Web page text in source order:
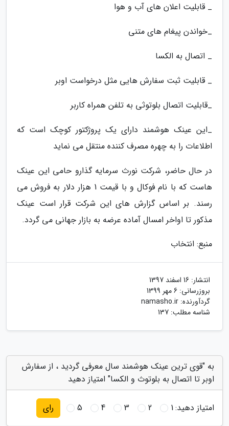
_ قابلیت اعلان های آب و هوا
_خواندن پیغام های متنی
_ اتصال به الکسا
_ قابلیت ثبت سفارش هایی مثل درخواست اوبر
_قابلیت اتصال بلوتوثی به تلفن همراه کاربر
_این عینک هوشمند دارای یک پروژکتور کوچک است که
اطلاعات را به چهره مصرف کننده منتقل می نماید
در حال حاضر، شرکت نورث سرمایه گذارو حامی این عینک
هاست که با نام فوکال و با قیمت 1 هزار دلار به فروش می
رسند. بر اساس گزارش های این شرکت قرار است عینک
مذکور تا اواخر امسال آماده عرضه به بازار جهانی می گردد.
منبع: انتخاب
انتشار: 16 اسفند 1397
بروزرسانی: 6 مهر 1399
گردآورنده: namasho.ir
شناسه مطلب: 137
به "قوی ترین عینک هوشمند سال معرفی گردید ، از سفارش
اوبر تا اتصال به بلوتوث و الکسا" امتیاز دهید
امتیاز دهید:1
2
3
4
5 رای